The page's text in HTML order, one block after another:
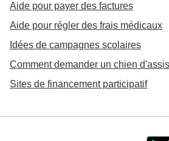
Aide pour payer des factures
Aide pour régler des frais médicaux
Idées de campagnes scolaires
Comment demander un chien
Sites de financement participatif